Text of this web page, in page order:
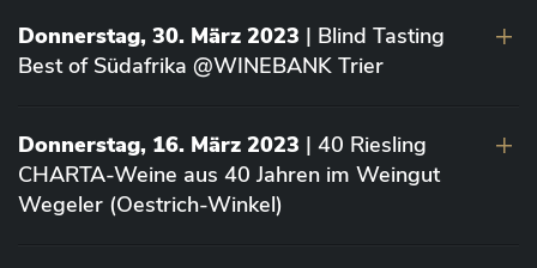
Donnerstag, 30. März 2023 | Blind Tasting
Best of Südafrika @WINEBANK Trier
Donnerstag, 16. März 2023 | 40 Riesling
CHARTA-Weine aus 40 Jahren im Weingut
Wegeler (Oestrich-Winkel)